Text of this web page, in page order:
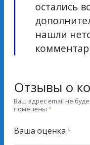
остались
нашли
Отзывы о
Ваш адрес email не
помечены
Ваша оценка